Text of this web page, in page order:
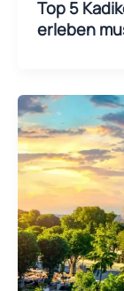
Top 5
erleben